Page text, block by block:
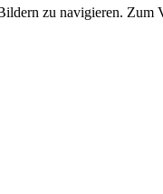
zu navigieren. Zum